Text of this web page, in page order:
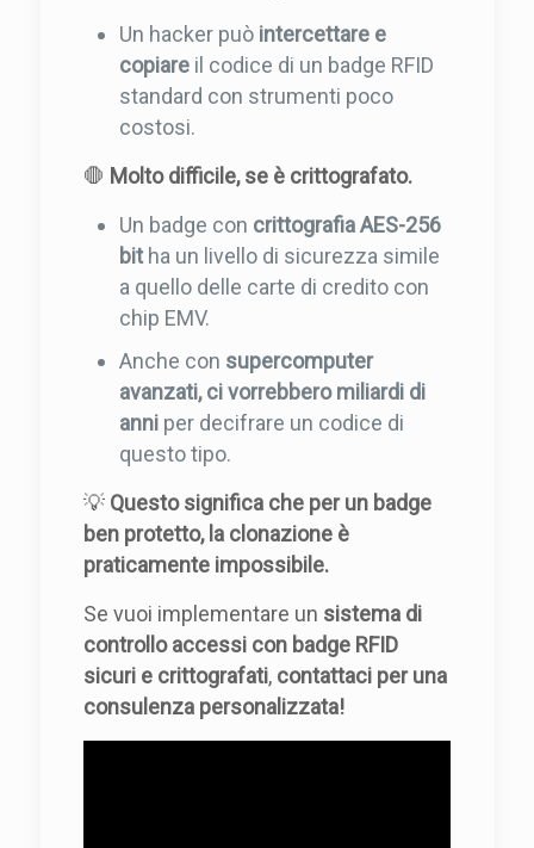
Un hacker può intercettare e
copiare il codice di un badge RFID
standard con strumenti poco
costosi.
🛑 Molto difficile, se è crittografato.
Un badge con crittografia AES-256
bitha un livello di sicurezza simile
a quello delle carte di credito con
chip EMV.
Anche con supercomputer
avanzati, ci vorrebbero miliardi di
anni per decifrare un codice di
questo tipo.
💡 Questo significa che per un badge
ben protetto, la clonazione è
praticamente impossibile.
Se vuoi implementare un sistema di
controllo accessi con badge RFID
sicuri e crittografati, contattaci per una
consulenza personalizzata!